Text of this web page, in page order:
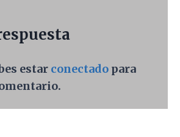
estar conectado para